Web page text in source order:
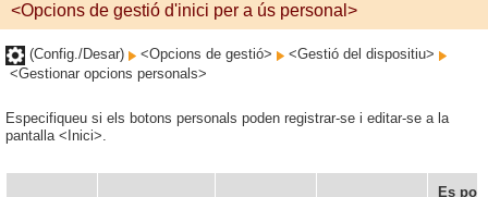
<Opcions de gestió d'inici per a ús personal>
(Config./Desar) <Opcions de gestió>
<Gestió del dispositiu>
<Gestionar opcions personals>
Especifiqueu si els botons personals poden registrar-se i editar-se a la
pantalla <Inici>.
Es pot